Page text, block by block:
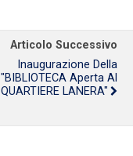
Articolo Successivo
Inaugurazione Della
"BIBLIOTECA Aperta Al
QUARTIERE LANERA"